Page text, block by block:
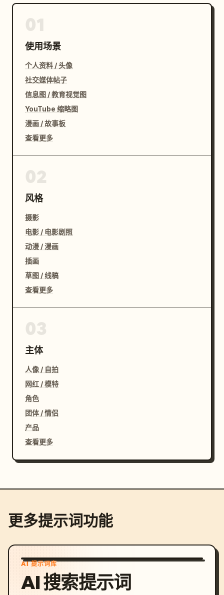
使用场景
个人资料 / 头像
社交媒体帖子
信息图 / 教育视觉图
YouTube 缩略图
漫画 / 故事板
查看更多
风格
摄影
电影 / 电影剧照
动漫 / 漫画
插画
草图 / 线稿
查看更多
主体
人像 / 自拍
网红 / 模特
角色
团体 / 情侣
产品
查看更多
更多提示词功能
AI 提示词库
AI 搜索提示词